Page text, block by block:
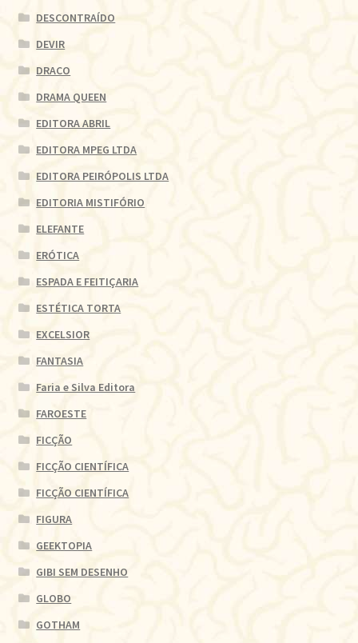
DESCONTRAÍDO
DEVIR
DRACO
DRAMA QUEEN
EDITORA ABRIL
EDITORA MPEG LTDA
EDITORA PEIRÓPOLIS LTDA
EDITORIA MISTIFÓRIO
ELEFANTE
ERÓTICA
ESPADA E FEITIÇARIA
ESTÉTICA TORTA
EXCELSIOR
FANTASIA
Faria e Silva Editora
FAROESTE
FICÇÃO
FICÇÃO CIENTÍFICA
FICÇÃO CIENTÍFICA
FIGURA
GEEKTOPIA
GIBI SEM DESENHO
GLOBO
GOTHAM